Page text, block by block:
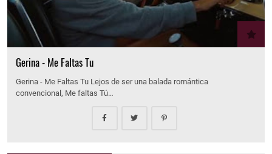
Gerina - Me Faltas Tu
Gerina - Me Faltas Tu Lejos de ser una balada romántica
convencional, Me faltas Tú…